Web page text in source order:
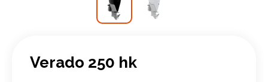
Verado 250 hk